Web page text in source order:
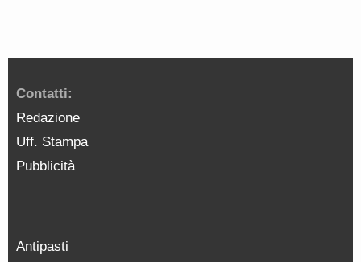
Contatti:
Redazione
Uff. Stampa
Pubblicità
Antipasti